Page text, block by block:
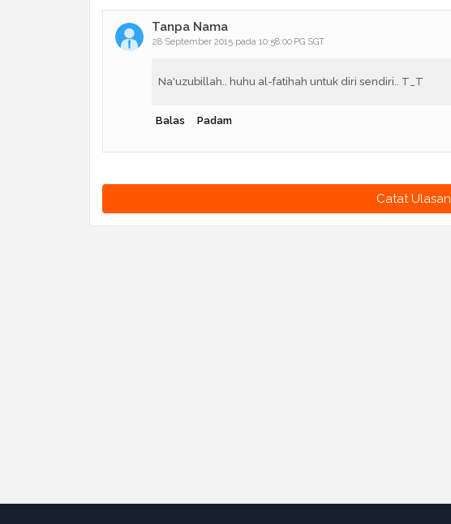
Tanpa Nama
28 September 2015 pada 10:58:00 PG SGT
Na'uzubillah.. huhu al-fatihah untuk diri sendiri.. T_T
Balas Padam
Catat Ulasan